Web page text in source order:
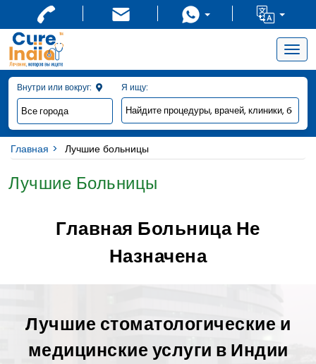
Внутри или вокруг:
Я ищу:
Главная Лучшие больницы
Лучшие Больницы
Главная Больница Не
Назначена
Лучшие стоматологические и
медицинские услуги в Индии